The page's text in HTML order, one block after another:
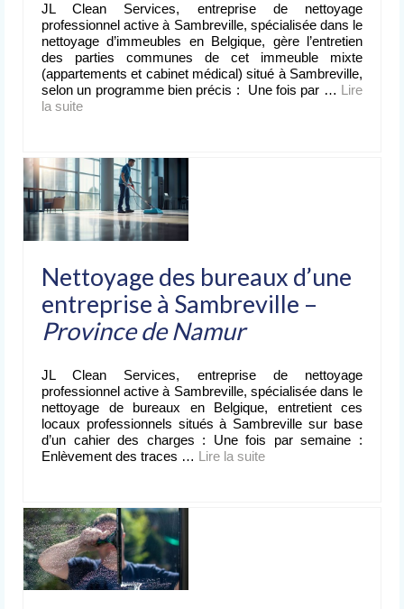
JL Clean Services, entreprise de nettoyage
professionnel active à Sambreville, spécialisée dans le
nettoyage d’immeubles en Belgique, gère l’entretien
des parties communes de cet immeuble mixte
(appartements et cabinet médical) situé à Sambreville,
selon un programme bien précis : Une fois par … Lire
la suite­­
Nettoyage des bureaux d’une
entreprise à Sambreville –
Province de Namur
JL Clean Services, entreprise de nettoyage
professionnel active à Sambreville, spécialisée dans le
nettoyage de bureaux en Belgique, entretient ces
locaux professionnels situés à Sambreville sur base
d’un cahier des charges : Une fois par semaine :
Enlèvement des traces … Lire la suite­­